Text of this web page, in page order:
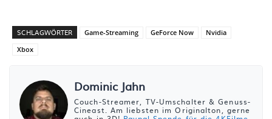
SCHLAGWÖRTER Game-Streaming GeForce Now
Nvidia
Xbox
Dominic Jahn
Couch-Streamer, TV-Umschalter & Genuss-
Cineast. Am liebsten im Originalton, gerne